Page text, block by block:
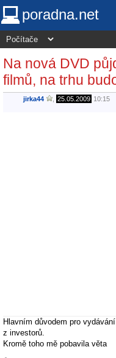
poradna.net
Na nová DVD
filmů, na trhu
jirka44 25.05.2009 10:15
Hlavním důvodem pro
z investorů.
Kromě toho mě pobavila věta